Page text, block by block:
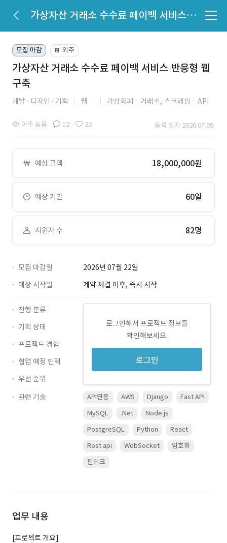
가상자산 거래소 수수료 페이백 서비스 반응형 웹 구축
모집 마감 📔 외주
가상자산 거래소 수수료 페이백 서비스 반응형 웹
구축
개발 디자인 기획 웹 가상화폐ㆍ거래소, 스크래핑ㆍAPI
아주 높음 12 22 등록 일자 2026.07.09.
예상 금액 18,000,000원
예상 기간 60일
지원자 수 82명
모집 마감일
2026년 07월 22일
예상 시작일
계약 체결 이후, 즉시 시작
로그인해서 프로젝트 정보를
확인해보세요.
로그인
진행 분류
기획 상태
프로젝트 경험
협업 예정 인력
우선 순위
관련 기술
API연동 AWS Django
Fast API
MySQL
.Net
Node.js
PostgreSQL
Python
React
Rest api
WebSocket
암호화
핀테크
업무 내용
[프로젝트 개요]